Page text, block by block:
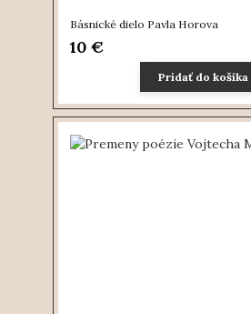
Básnické dielo Pavla Horova
10 €
Pridať do košíka